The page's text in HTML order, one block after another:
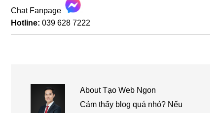
Chat Fanpage
Hotline: 039 628 7222
AboutTạo Web Ngon
Cảm thấy blog quá nhỏ? Nếu